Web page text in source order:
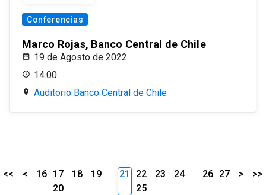
Conferencias
Marco Rojas, Banco Central de Chile
19 de Agosto de 2022
14:00
Auditorio Banco Central de Chile
<< < 16 17 18
19
20
21 22 23
24
25
26 27 > >>